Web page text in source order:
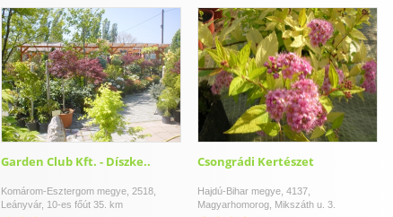
Garden Club Kft. - Díszke..
Komárom-Esztergom megye, 2518,
Leányvár, 10-es főút 35. km
Csongrádi Kertészet
Hajdú-Bihar megye, 4137,
Magyarhomorog, Mikszáth u. 3.